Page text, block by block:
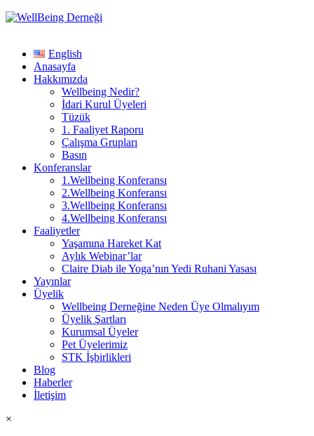
English
Anasayfa
Hakkımızda
Wellbeing Nedir?
İdari Kurul Üyeleri
Tüzük
1. Faaliyet Raporu
Çalışma Grupları
Basın
Konferanslar
1.Wellbeing Konferansı
2.Wellbeing Konferansı
3.Wellbeing Konferansı
4.Wellbeing Konferansı
Faaliyetler
Yaşamına Hareket Kat
Aylık Webinar’lar
Claire Diab ile Yoga’nın Yedi Ruhani Yasası
Yayınlar
Üyelik
Wellbeing Derneğine Neden Üye Olmalıyım
Üyelik Şartları
Kurumsal Üyeler
Pet Üyelerimiz
STK İşbirlikleri
Blog
Haberler
İletişim
×